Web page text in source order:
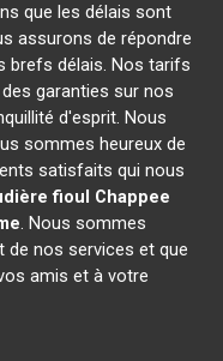
que les délais sont
assurons de répondre
brefs délais. Nos tarifs
garanties sur nos
d'esprit. Nous
sommes heureux de
satisfaits qui nous
fioul Chappee
. Nous sommes
nos services et que
amis et à votre